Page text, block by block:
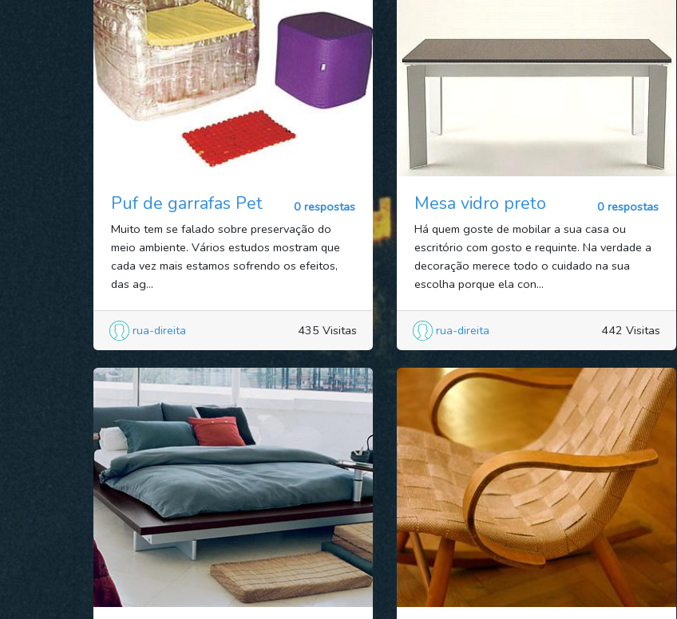
Puf de garrafas Pet
0 respostas
Muito tem se falado sobre preservação do
meio ambiente. Vários estudos mostram que
cada vez mais estamos sofrendo os efeitos,
das ag...
rua-direita 435 Visitas
Mesa vidro preto
0 respostas
Há quem goste de mobilar a sua casa ou
escritório com gosto e requinte. Na verdade a
decoração merece todo o cuidado na sua
escolha porque ela con...
rua-direita 442 Visitas